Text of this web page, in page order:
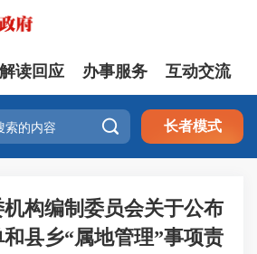
解读回应 办事服务 互动交流
 长者模式
构编制委员会关于公布
县乡“属地管理”事项责